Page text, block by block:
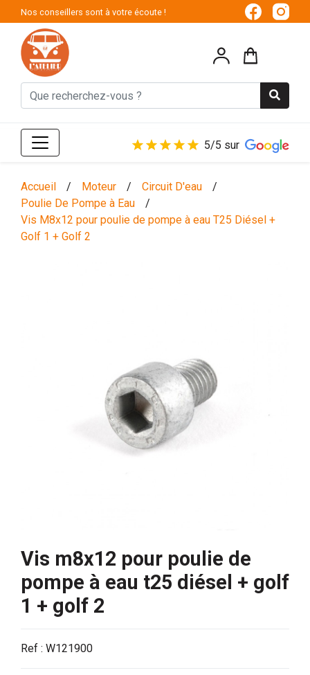
Nos conseillers sont à votre écoute !
5/5 sur
Accueil / Moteur / Circuit D'eau
/
Poulie De Pompe à Eau
/
Vis M8x12 pour poulie de pompe à eau T25 Diésel +
Golf 1 + Golf 2
Vis m8x12 pour poulie de
pompe à eau t25 diésel + golf
1 + golf 2
Ref : W121900